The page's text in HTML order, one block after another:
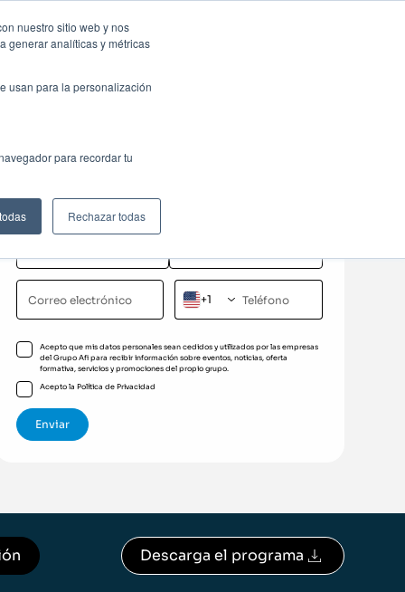
nuestro sitio web y nos
generar analíticas y métricas
usan para la personalización
para recordar tu
Rechazar todas
Solicita información
sobre este programa formativo
+1
Acepto que mis datos personales sean cedidos y utilizados por las empresas
del Grupo Afi para recibir información sobre eventos, noticias, oferta
formativa, servicios y promociones del propio grupo.
Acepto la Política de Privacidad
Descarga el programa